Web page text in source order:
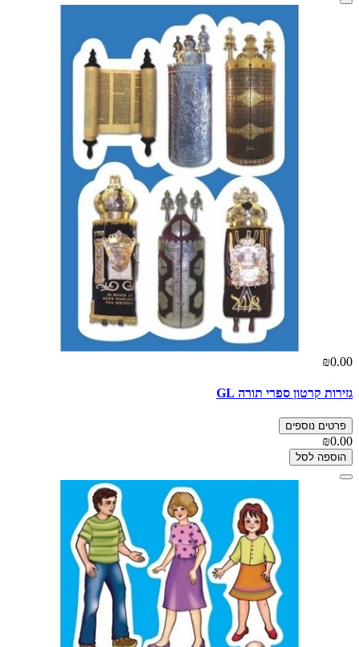
₪0.00
גזירות קרטון ספרי תורה GL
פרטים נוספים
₪0.00
הוספה לסל